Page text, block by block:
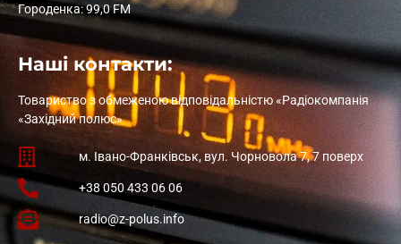
Городенка: 99,0 FM
Наші контакти:
Товариство з обмеженою відповідальністю «Радіокомпанія
«Західний полюс»
м. Івано-Франківськ, вул. Чорновола 7, 7 поверх
+38 050 433 06 06
radio@z-polus.info